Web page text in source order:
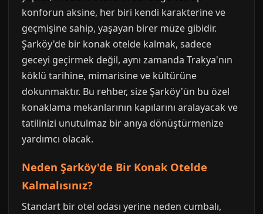
konforun aksine, her biri kendi karakterine ve
geçmişine sahip, yaşayan birer müze gibidir.
Şarköy'de bir konak otelde kalmak, sadece
geceyi geçirmek değil, aynı zamanda Trakya'nın
köklü tarihine, mimarisine ve kültürüne
dokunmaktır. Bu rehber, size Şarköy'ün bu özel
konaklama mekanlarının kapılarını aralayacak ve
tatilinizi unutulmaz bir anıya dönüştürmenize
yardımcı olacak.
Neden Şarköy'de Bir Konak Otelde
Kalmalısınız?
Standart bir otel odası yerine neden cumbalı,